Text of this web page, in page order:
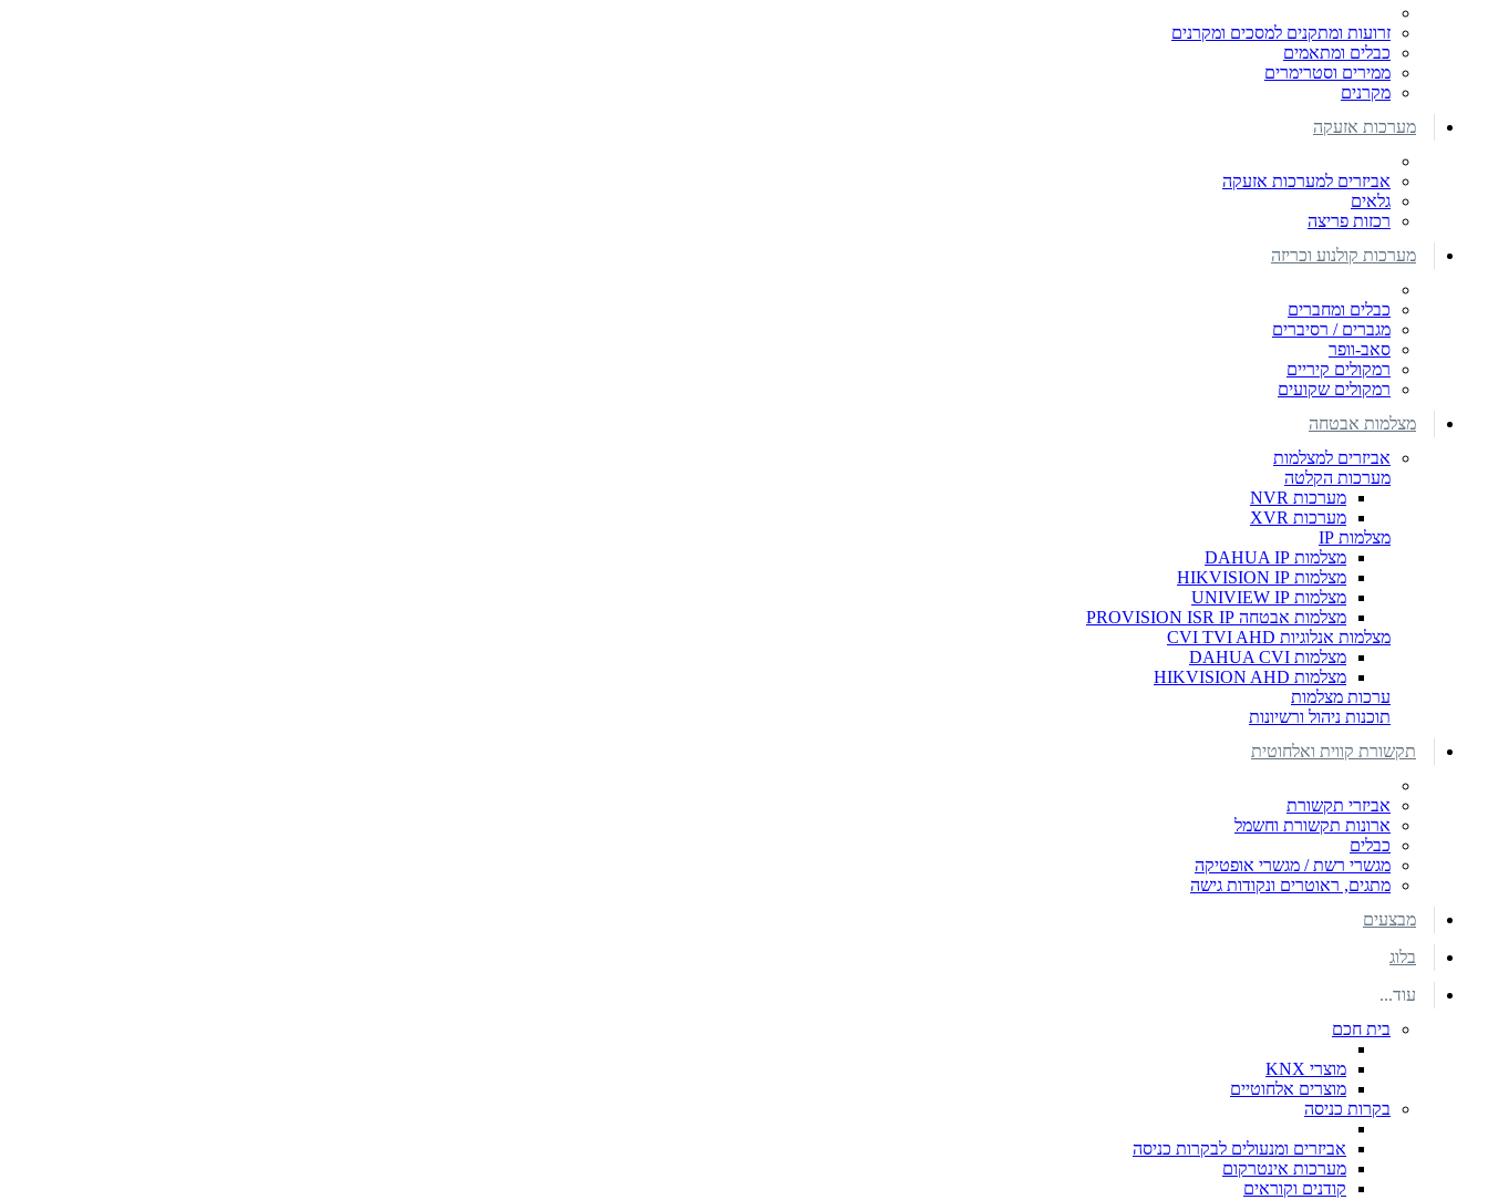
זרועות ומתקנים למסכים ומקרנים
כבלים ומתאמים
ממירים וסטרימרים
מקרנים
מערכות אזעקה
אביזרים למערכות אזעקה
גלאים
רכזות פריצה
מערכות קולנוע וכריזה
כבלים ומחברים
מגברים / רסיברים
סאב-וופר
רמקולים קיריים
רמקולים שקועים
מצלמות אבטחה
אביזרים למצלמות
מערכות הקלטה
מערכות NVR
מערכות XVR
מצלמות IP
מצלמות DAHUA IP
מצלמות HIKVISION IP
מצלמות UNIVIEW IP
מצלמות אבטחה PROVISION ISR IP
מצלמות אנלוגיות CVI TVI AHD
מצלמות DAHUA CVI
מצלמות HIKVISION AHD
ערכות מצלמות
תוכנות ניהול ורשיונות
תקשורת קווית ואלחוטית
אביזרי תקשורת
ארונות תקשורת וחשמל
כבלים
מגשרי רשת / מגשרי אופטיקה
מתגים, ראוטרים ונקודות גישה
מבצעים
בלוג
עוד...
בית חכם
מוצרי KNX
מוצרים אלחוטיים
בקרות כניסה
אביזרים ומנעולים לבקרות כניסה
מערכות אינטרקום
קודנים וקוראים